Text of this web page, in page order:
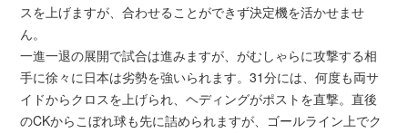
スを上げますが、合わせることができず決定機を活かせませ
ん。
一進一退の展開で試合は進みますが、がむしゃらに攻撃する相
手に徐々に日本は劣勢を強いられます。31分には、何度も両サ
イドからクロスを上げられ、ヘディングがポストを直撃。直後
のCKからこぼれ球も先に詰められますが、ゴールライン上でク